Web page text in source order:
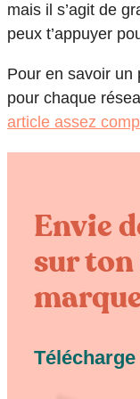
mais il s’agit de
peux t’appuyer
Pour en savoir un
pour chaque
article assez
Envie
sur